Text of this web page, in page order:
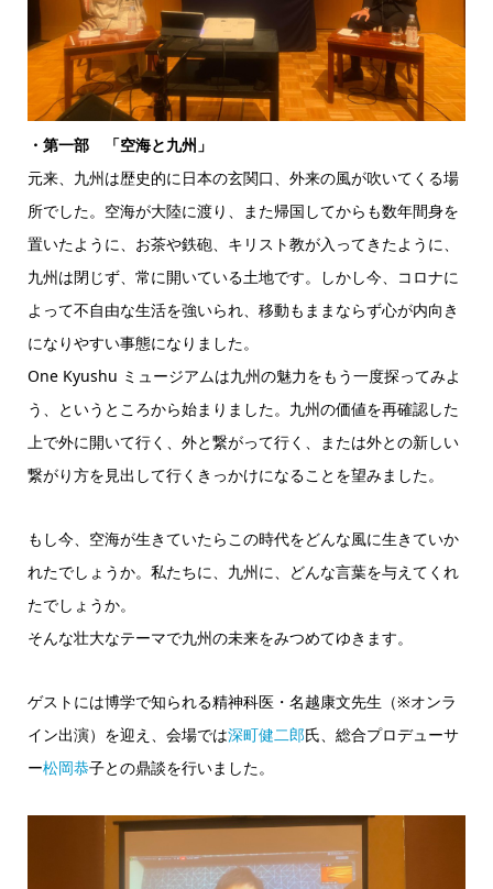
・第一部 「空海と九州」
元来、九州は歴史的に日本の玄関口、外来の風が吹いてくる場
所でした。空海が大陸に渡り、また帰国してからも数年間身を
置いたように、お茶や鉄砲、キリスト教が入ってきたように、
九州は閉じず、常に開いている土地です。しかし今、コロナに
よって不自由な生活を強いられ、移動もままならず心が内向き
になりやすい事態になりました。
One Kyushu ミュージアムは九州の魅力をもう一度探ってみよ
う、というところから始まりました。九州の価値を再確認した
上で外に開いて行く、外と繋がって行く、または外との新しい
繋がり方を見出して行くきっかけになることを望みました。
もし今、空海が生きていたらこの時代をどんな風に生きていか
れたでしょうか。私たちに、九州に、どんな言葉を与えてくれ
たでしょうか。
そんな壮大なテーマで九州の未来をみつめてゆきます。
ゲストには博学で知られる精神科医・名越康文先生（※オンラ
イン出演）を迎え、会場では深町健二郎氏、総合プロデューサ
ー松岡恭子との鼎談を行いました。